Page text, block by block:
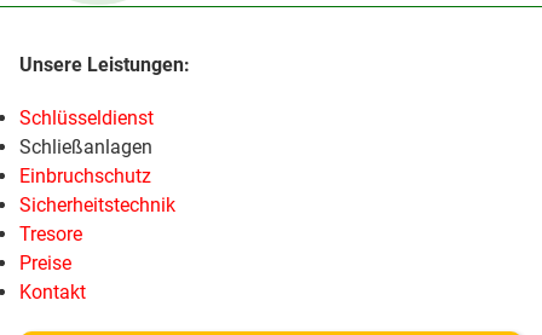
Schlüsseldienst
Schließanlagen
Einbruchschutz
Sicherheitstechnik
Tresore
Preise
Kontakt